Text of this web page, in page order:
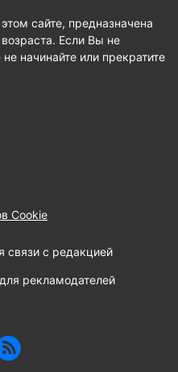
сайте, предназначена
Если Вы не
начинайте или прекратите
Cookie
связи с редакцией
рекламодателей